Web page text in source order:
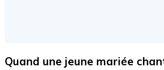
Quand une jeune mariée